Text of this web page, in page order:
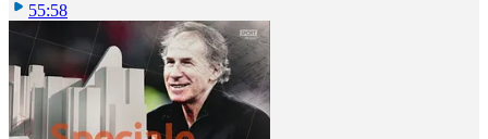
55:58